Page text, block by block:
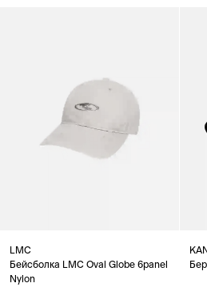
LMC
Бейсболка LMC Oval Globe 6panel
Nylon